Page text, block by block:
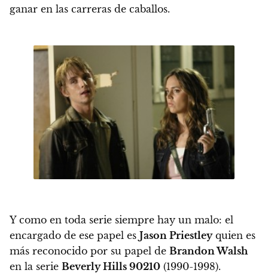
ganar en las carreras de caballos.
Y como en toda serie siempre hay un malo: el
encargado de ese papel es Jason Priestleyquien es
más reconocido por su papel de Brandon Walsh
en la serie Beverly Hills 90210 (1990-1998).